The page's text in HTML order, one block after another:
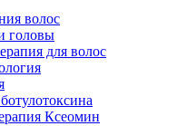
волос
головы
для волос
Ксеомин